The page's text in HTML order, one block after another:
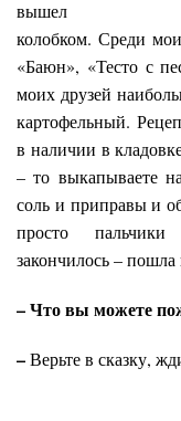
вышел
колобком. Среди
«Баюн», «Тесто с
моих друзей
картофельный.
в наличии в
– то выкапываете
соль и приправы и
просто
закончилось – пошла
– Что вы можете
–Верьте в сказку,